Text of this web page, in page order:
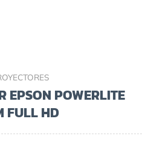
EPSON POWERLITE
FULL HD